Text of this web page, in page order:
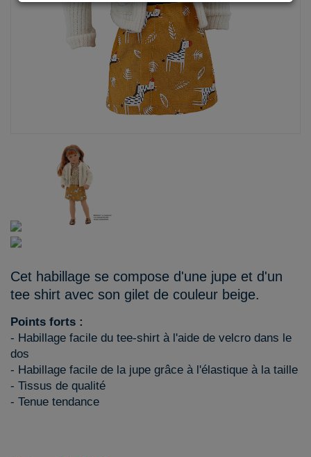
Cet habillage se compose d'une jupe et d'un
tee shirt avec son gilet de couleur beige.
Points forts :
- Habillage facile du tee-shirt à l'aide de velcro dans le
dos
- Habillage facile de la jupe grâce à l'élastique à la taille
- Tissus de qualité
- Tenue tendance